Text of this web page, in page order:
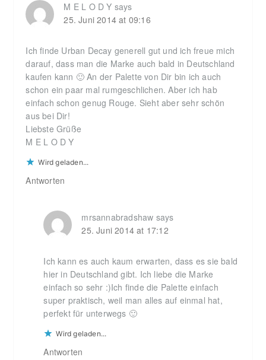
M E L O D Y says
25. Juni 2014 at 09:16
Ich finde Urban Decay generell gut und ich freue mich
darauf, dass man die Marke auch bald in Deutschland
kaufen kann 🙂 An der Palette von Dir bin ich auch
schon ein paar mal rumgeschlichen. Aber ich hab
einfach schon genug Rouge. Sieht aber sehr schön
aus bei Dir!
Liebste Grüße
M E L O D Y
Wird geladen...
Antworten
mrsannabradshaw says
25. Juni 2014 at 17:12
Ich kann es auch kaum erwarten, dass es sie bald
hier in Deutschland gibt. Ich liebe die Marke
einfach so sehr :)Ich finde die Palette einfach
super praktisch, weil man alles auf einmal hat,
perfekt für unterwegs 🙂
Wird geladen...
Antworten